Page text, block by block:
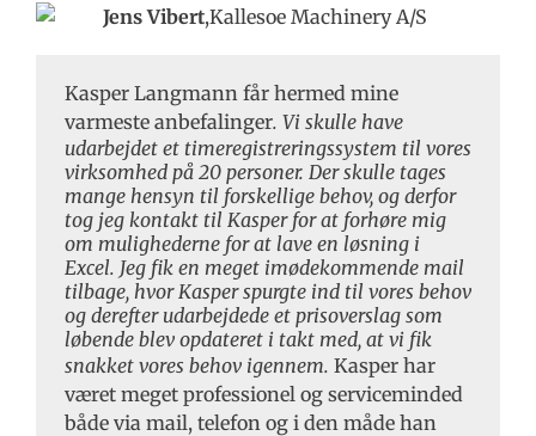
Jens Vibert,Kallesoe Machinery A/S
Kasper Langmann får hermed mine
varmeste anbefalinger. Vi skulle have
udarbejdet et timeregistreringssystem til vores
virksomhed på 20 personer. Der skulle tages
mange hensyn til forskellige behov, og derfor
tog jeg kontakt til Kasper for at forhøre mig
om mulighederne for at lave en løsning i
Excel. Jeg fik en meget imødekommende mail
tilbage, hvor Kasper spurgte ind til vores behov
og derefter udarbejdede et prisoverslag som
løbende blev opdateret i takt med, at vi fik
snakket vores behov igennem. Kasper har
været meget professionel og serviceminded
både via mail, telefon og i den måde han